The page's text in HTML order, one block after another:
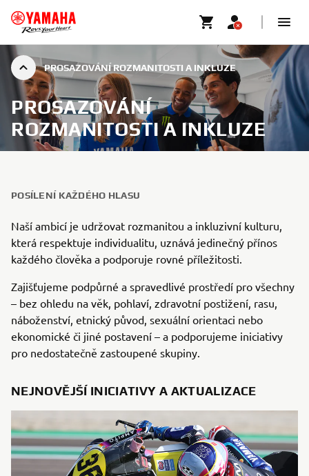
PROSAZOVÁNÍ ROZMANITOSTI A INKLUZE
PROSAZOVÁNÍ
ROZMANITOSTI A INKLUZE
POSÍLENÍ KAŽDÉHO HLASU
Naší ambicí je udržovat rozmanitou a inkluzivní kulturu,
která respektuje individualitu, uznává jedinečný přínos
každého člověka a podporuje rovné příležitosti.
Zajišťujeme podpůrné a spravedlivé prostředí pro všechny
– bez ohledu na věk, pohlaví, zdravotní postižení, rasu,
náboženství, etnický původ, sexuální orientaci nebo
ekonomické či jiné postavení – a podporujeme iniciativy
pro nedostatečně zastoupené skupiny.
NEJNOVĚJŠÍ INICIATIVY A AKTUALIZACE